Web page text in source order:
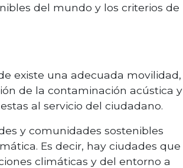
del mundo y los criterios de
existe una adecuada movilidad,
de la contaminación acústica y
al servicio del ciudadano.
y comunidades sostenibles
Es decir, hay ciudades que
climáticas y del entorno a